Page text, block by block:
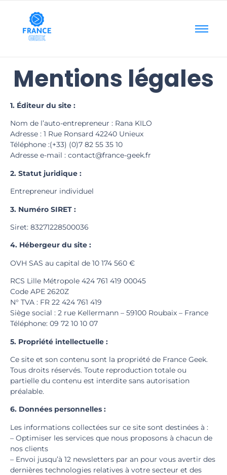
Mentions légales
1. Éditeur du site :
Nom de l’auto-entrepreneur : Rana KILO
Adresse : 1 Rue Ronsard 42240 Unieux
Téléphone :(+33) (0)7 82 55 35 10
Adresse e-mail : contact@france-geek.fr
2. Statut juridique :
Entrepreneur individuel
3. Numéro SIRET :
Siret: 83271228500036
4. Hébergeur du site :
OVH SAS au capital de 10 174 560 €
RCS Lille Métropole 424 761 419 00045
Code APE 2620Z
N° TVA : FR 22 424 761 419
Siège social : 2 rue Kellermann – 59100 Roubaix – France
Téléphone: 09 72 10 10 07
5. Propriété intellectuelle :
Ce site et son contenu sont la propriété de France Geek.
Tous droits réservés. Toute reproduction totale ou
partielle du contenu est interdite sans autorisation
préalable.
6. Données personnelles :
Les informations collectées sur ce site sont destinées à :
– Optimiser les services que nous proposons à chacun de
nos clients
– Envoi jusqu’à 12 newsletters par an pour vous avertir des
dernières technologies relatives à votre secteur et des